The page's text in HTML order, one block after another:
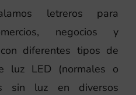
letreros para
negocios y
diferentes tipos de
luz LED (normales o
sin luz en diversos